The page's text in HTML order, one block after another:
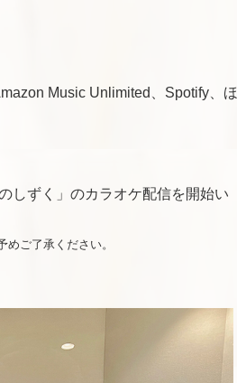
Music Unlimited、Spotify、ほ
しずく」のカラオケ配信を開始い
ご了承ください。